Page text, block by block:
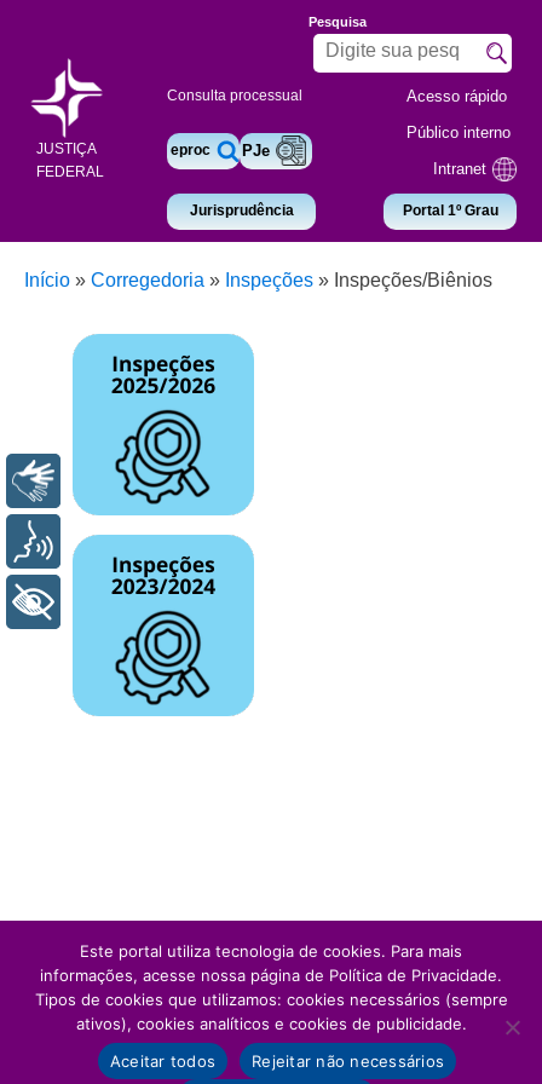
JUSTIÇA
FEDERAL
Consulta processual
eproc PJe
Jurisprudência
Pesquisa
Acesso rápido
Público interno
Intranet
Portal 1º Grau
Início » Corregedoria » Inspeções » Inspeções/Biênios
Este portal utiliza tecnologia de cookies. Para mais
informações, acesse nossa página de Política de Privacidade.
Tipos de cookies que utilizamos: cookies necessários (sempre
ativos), cookies analíticos e cookies de publicidade.
Aceitar todos
Rejeitar não necessários
Libras
Voz
+ Acessibilidade